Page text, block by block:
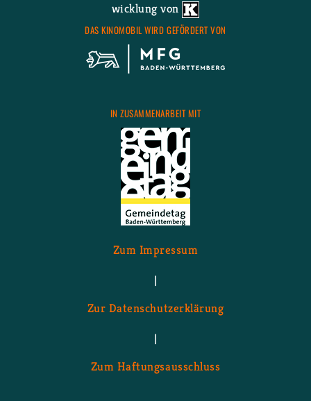
wick­lung von
DAS KI­NO­MO­BIL WIRD GE­FÖR­DERT VON
IN ZU­SAM­MEN­AR­BEIT MIT
Zum Im­pres­sum
|
Zur Da­ten­schutz­er­klä­rung
|
Zum Haf­tungs­aus­schluss